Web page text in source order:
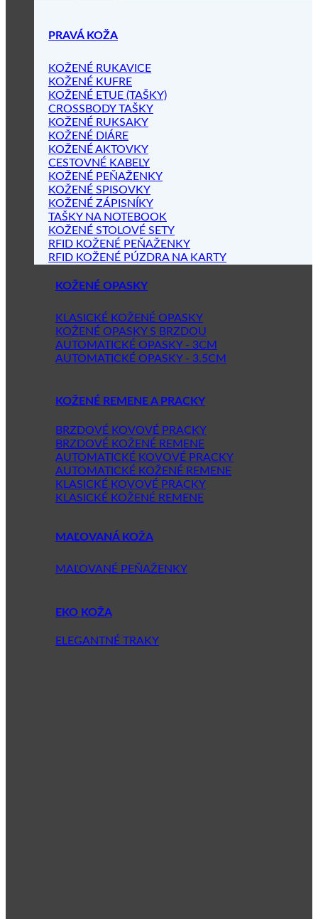
PRAVÁ KOŽA
KOŽENÉ RUKAVICE
KOŽENÉ KUFRE
KOŽENÉ ETUE (TAŠKY)
CROSSBODY TAŠKY
KOŽENÉ RUKSAKY
KOŽENÉ DIÁRE
KOŽENÉ AKTOVKY
CESTOVNÉ KABELY
KOŽENÉ PEŇAŽENKY
KOŽENÉ SPISOVKY
KOŽENÉ ZÁPISNÍKY
TAŠKY NA NOTEBOOK
KOŽENÉ STOLOVÉ SETY
RFID KOŽENÉ PEŇAŽENKY
RFID KOŽENÉ PÚZDRA NA KARTY
KOŽENÉ OPASKY
KLASICKÉ KOŽENÉ OPASKY
KOŽENÉ OPASKY S BRZDOU
AUTOMATICKÉ OPASKY - 3CM
AUTOMATICKÉ OPASKY - 3.5CM
KOŽENÉ REMENE A PRACKY
BRZDOVÉ KOVOVÉ PRACKY
BRZDOVÉ KOŽENÉ REMENE
AUTOMATICKÉ KOVOVÉ PRACKY
AUTOMATICKÉ KOŽENÉ REMENE
KLASICKÉ KOVOVÉ PRACKY
KLASICKÉ KOŽENÉ REMENE
MAĽOVANÁ KOŽA
MAĽOVANÉ PEŇAŽENKY
EKO KOŽA
ELEGANTNÉ TRAKY